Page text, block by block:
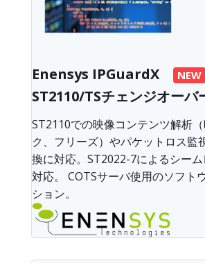
Enensys IPGuardX NEW
ST2110/TSチェンジオーバ
ST2110での映像コンテンツ解析
ク、フリーズ）やパケットロス監
換に対応。ST2022-7によるシー
対応。 COTSサーバ使用のソフト
ション。